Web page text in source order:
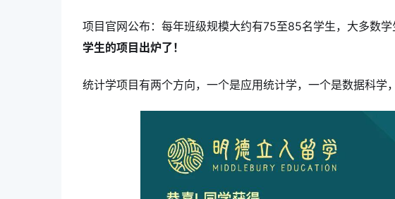
项目官网公布：每年班级规模大约有75至85名学生，大多数学
学生的项目出炉了！
统计学项目有两个方向，一个是应用统计学，一个是数据科学